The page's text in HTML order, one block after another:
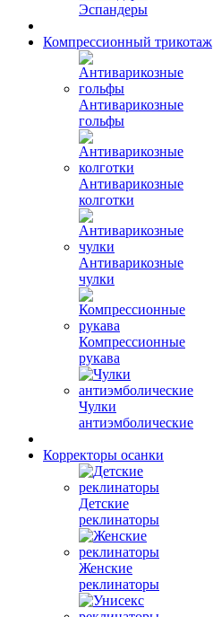
Эспандеры
Компрессионный трикотаж
Антиварикозные
гольфы
Антиварикозные
колготки
Антиварикозные
чулки
Компрессионные
рукава
Чулки
антиэмболические
Корректоры осанки
Детские
реклинаторы
Женские
реклинаторы